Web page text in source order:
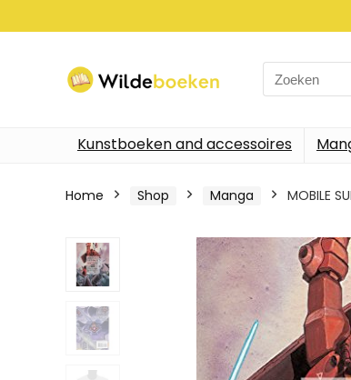
Search
for:
Kunstboeken and accessoires
Home Shop Manga MOBILE